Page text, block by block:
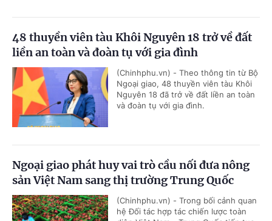
48 thuyền viên tàu Khôi Nguyên 18 trở về đất
liền an toàn và đoàn tụ với gia đình
(Chinhphu.vn) - Theo thông tin từ Bộ
Ngoại giao, 48 thuyền viên tàu Khôi
Nguyên 18 đã trở về đất liền an toàn
và đoàn tụ với gia đình.
Ngoại giao phát huy vai trò cầu nối đưa nông
sản Việt Nam sang thị trường Trung Quốc
(Chinhphu.vn) - Trong bối cảnh quan
hệ Đối tác hợp tác chiến lược toàn